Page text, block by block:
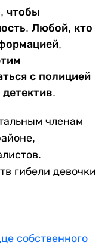
чтобы
Любой, кто
с полицией
членам
гибели девочки
собственного